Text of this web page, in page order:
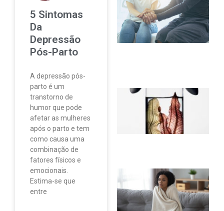
5 Sintomas
Da
Depressão
Pós-Parto
A depressão pós-
parto é um
transtorno de
humor que pode
afetar as mulheres
após o parto e tem
como causa uma
combinação de
fatores físicos e
emocionais.
Estima-se que
entre